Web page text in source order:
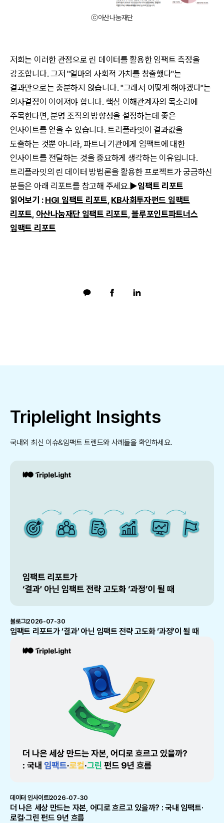
ⓒ아산나눔재단
저희는 이러한 관점으로 린 데이터를 활용한 임팩트 측정을
강조합니다. 그저 "얼마의 사회적 가치를 창출했다"는
결과만으로는 충분하지 않습니다. "그래서 어떻게 해야겠다"는
의사결정이 이어져야 합니다. 핵심 이해관계자의 목소리에
주목한다면, 분명 조직의 방향성을 설정하는데 좋은
인사이트를 얻을 수 있습니다. 트리플라잇이 결과값을
도출하는 것뿐 아니라, 파트너 기관에게 임팩트에 대한
인사이트를 전달하는 것을 중요하게 생각하는 이유입니다.
트리플라잇의 린 데이터 방법론을 활용한 프로젝트가 궁금하신
분들은 아래 리포트를 참고해 주세요.▶임팩트 리포트
읽어보기 : HGI 임팩트 리포트, KB사회투자펀드 임팩트
리포트, 아산나눔재단 임팩트 리포트,블루포인트파트너스
임팩트 리포트
Triplelight Insights
국내외 최신 이슈&임팩트 트렌드와 사례들을 확인하세요.
블로그2026-07-30
임팩트 리포트가 ‘결과’ 아닌 임팩트 전략 고도화 ‘과정’이 될 때
데이터 인사이트2026-07-30
더 나은 세상 만드는 자본, 어디로 흐르고 있을까? : 국내 임팩트·
로컬·그린 펀드 9년 흐름